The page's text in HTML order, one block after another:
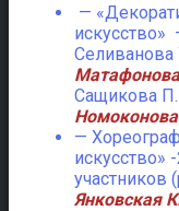
—
искусство»
Селиванова
Сащикова П.
—
искусство»
участников
Янковская